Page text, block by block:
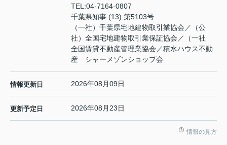
TEL:04-7164-0807
千葉県知事 (13) 第5103号
（一社）千葉県宅地建物取引業協会／（公
社）全国宅地建物取引業保証協会／（一社
全国賃貸不動産管理業協会／積水ハウス不動
産 シャーメゾンショップ会
情報更新日 2026年08月09日
更新予定日 2026年08月23日
情報の見方